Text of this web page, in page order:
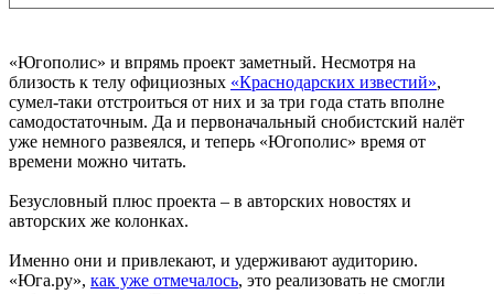
«Югополис» и впрямь проект заметный. Несмотря на
близость к телу официозных «Краснодарских известий»,
сумел-таки отстроиться от них и за три года стать вполне
самодостаточным. Да и первоначальный снобистский налёт
уже немного развеялся, и теперь «Югополис» время от
времени можно читать.
Безусловный плюс проекта – в авторских новостях и
авторских же колонках.
Именно они и привлекают, и удерживают аудиторию.
«Юга.ру», как уже отмечалось, это реализовать не смогли